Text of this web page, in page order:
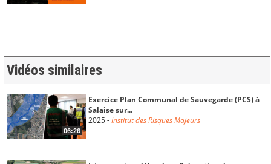
17:54
Retour sur la démarche de généralisation des
POMSE...
2017
Institut des Risques Majeurs
Vidéos similaires
06:26
Exercice Plan Communal de Sauvegarde (PCS) à
Salaise sur...
2025-Institut des Risques Majeurs